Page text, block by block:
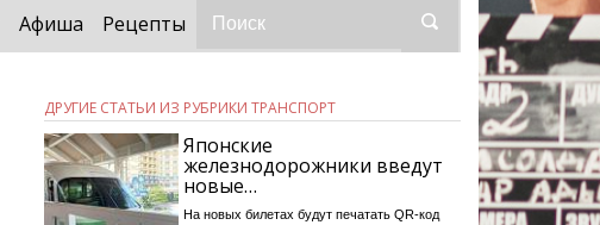
Афиша Рецепты
ДРУГИЕ СТАТЬИ ИЗ РУБРИКИ ТРАНСПОРТ
Японские
железнодорожники введут
новые…
На новых билетах будут печатать QR-код